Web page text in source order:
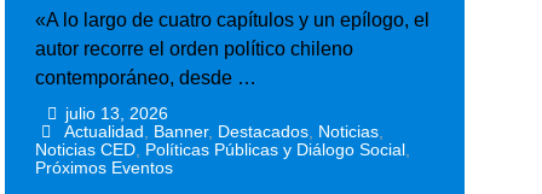
«A lo largo de cuatro capítulos y un epílogo, el
autor recorre el orden político chileno
contemporáneo, desde …
julio 13, 2026
Actualidad Banner, Destacados, Noticias,
Noticias CED Políticas Públicas y Diálogo Social
Próximos Eventos